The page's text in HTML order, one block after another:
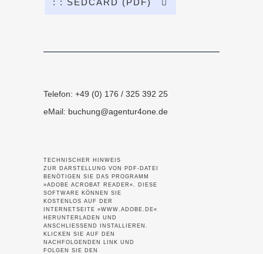
: : SEDCARD (PDF)
Telefon: +49 (0) 176 / 325 392 25
eMail: buchung@agentur4one.de
TECHNISCHER HINWEIS
ZUR DARSTELLUNG VON PDF-DATEI
BENÖTIGEN SIE DAS PROGRAMM
»ADOBE ACROBAT READER«. DIESE
SOFTWARE KÖNNEN SIE
KOSTENLOS AUF DER
INTERNETSEITE »WWW.ADOBE.DE«
HERUNTERLADEN UND
ANSCHLIESSEND INSTALLIEREN.
KLICKEN SIE AUF DEN
NACHFOLGENDEN LINK UND
FOLGEN SIE DEN